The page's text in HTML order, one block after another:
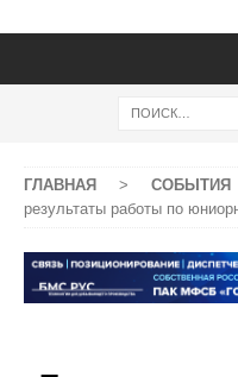
ГЛАВНАЯ > СОБЫТИЯ
результаты работы по